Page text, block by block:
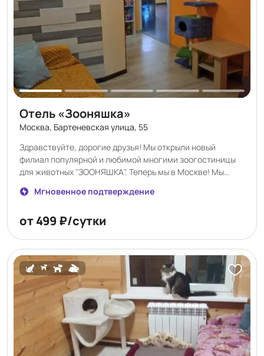
Отель «Зооняшка»
Москва, Бартеневская улица, 55
Здравствуйте, дорогие друзья! Мы открыли новый
филиал популярной и любимой многими зоогостиницы
для животных "ЗООНЯШКА". Теперь мы в Москве! Мы
и заботой. Тем, кто не успеет забронировать в новом
загородном отеле, в котором собачки могут резвиться
Договор на вет обслуживание с ветеринарной клиникой.
Принимаем кошек/собачек с вет паспортами,
прививками (либо свежие анализы на инфекции) ,
обработанные от глистов и паразитов. 🐱🐶🐧 Добро
пожаловать, милые няшки! 🤗
Мгновенное подтверждение
от 499 ₽/сутки